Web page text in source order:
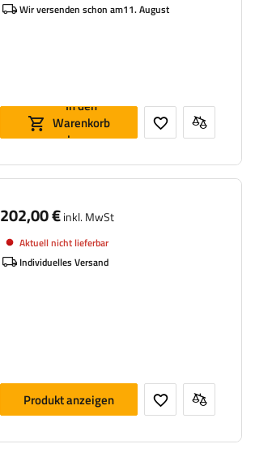
Wir versenden schon am11. August
In den
Warenkorb
legen
202,00 €inkl. MwSt
Aktuell nicht lieferbar
Individuelles Versand
Produkt anzeigen